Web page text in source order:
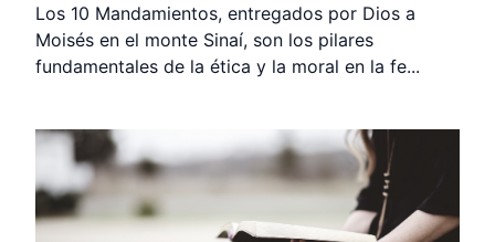
Los 10 Mandamientos, entregados por Dios a
Moisés en el monte Sinaí, son los pilares
fundamentales de la ética y la moral en la fe